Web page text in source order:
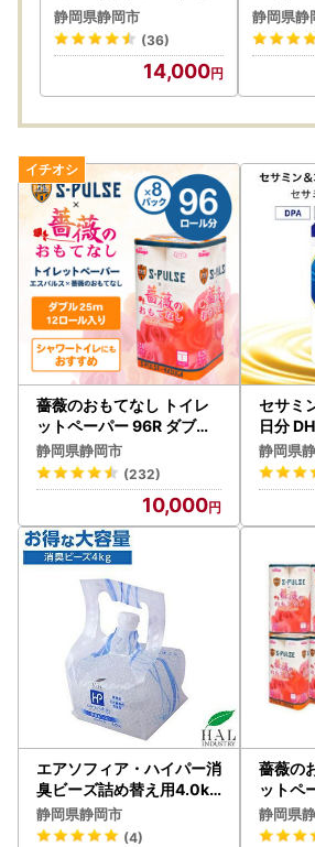
ト 6個入 冷凍【配送不
可：離島】SoupStockT
okyo ギフト 母の日 父
の日 プレゼント お祝い
お土産 贈りもの お見舞
静岡県静岡市
(36)
14,000
ブル
パック
ット
静岡県静
薔薇のおもてなし トイレ
ットペーパー 96R ダブル
25m 12ロール x 8パック
香り付き トイレット
静岡県静岡市
(232)
10,000
セサミ
日分
ト リノ
静岡県
エアソフィア・ハイパー消
臭ビーズ詰め替え用4.0kg
◆
静岡県静岡市
(4)
薔薇の
ットペ
25m 12
香り付
静岡県